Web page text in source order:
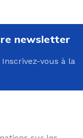
newsletter
vous à la